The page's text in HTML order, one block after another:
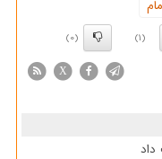
(1)
(0)
X